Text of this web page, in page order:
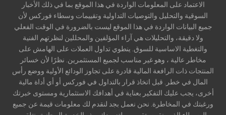
الاعتماد على المعلومات الواردة في هذا الموقع بما في ذلك الأخبار
السوقية والتحليل والتوصيات التداولية وتقييمات وسطاء فوركس لأن
جميع البيانات الواردة في هذا الموقع ليست بالضرورة في الوقت الفعلي
ولا دقيقة، والتحليلات هي آراء المؤلفين والمحللين لنظرتهم الفنية
والتغطية الاساسية للسوق. ينطوي تداول العملات على الهامش على
مخاطر عالية ، وهو غير مناسب لجميع المستثمرين. نظرًا لأن خسائر
المنتجات ذات الرافعة المالية قادرة على تجاوز الودائع الأولية ووضع رأس
المال في خطر. قبل اتخاذ قرار بالتداول في فوركس أو أي أداة مالية
أخرى، يجب عليك التفكير بعناية في أهدافك الاستثمارية ومستوى خبرتك
ورغبتك في المخاطرة. نحن نعمل بجد لنقدم لك معلومات قيمة عن جميع